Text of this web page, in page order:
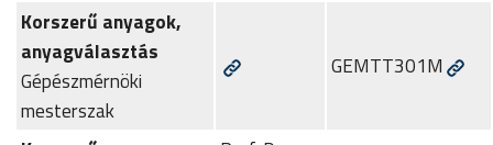
Korszerű anyagok,
anyagválasztás
Gépészmérnöki
mesterszak
GEMTT301M